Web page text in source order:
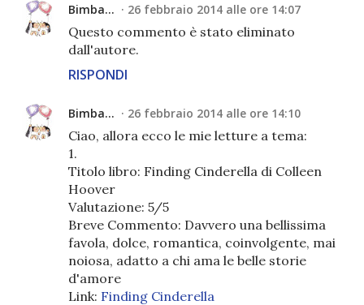
Bimba... 26 febbraio 2014 alle ore 14:07
Questo commento è stato eliminato
dall'autore.
RISPONDI
Bimba... 26 febbraio 2014 alle ore 14:10
Ciao, allora ecco le mie letture a tema:
1.
Titolo libro: Finding Cinderella di Colleen
Hoover
Valutazione: 5/5
Breve Commento: Davvero una bellissima
favola, dolce, romantica, coinvolgente, mai
noiosa, adatto a chi ama le belle storie
d'amore
Link: Finding Cinderella